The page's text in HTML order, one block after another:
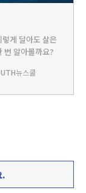
게 달아도 살은
번 알아볼까요?
뉴스쿨
.